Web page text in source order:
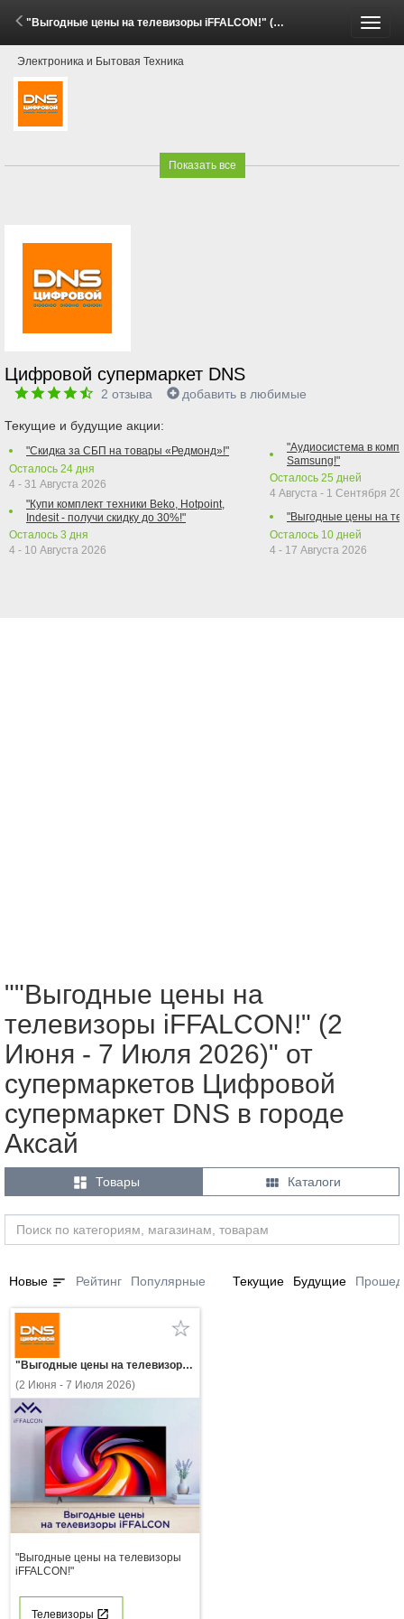
"Выгодные цены на телевизоры iFFALCON!" (2 Июня - 7 Июля 2026)
Электроника и Бытовая Техника
Показать все
Цифровой супермаркет DNS
2 отзыва добавить в любимые
Текущие и будущие акции:
"Скидка за СБП на товары «Редмонд»!"
Осталось 24 дня
4 - 31 Августа 2026
"Купи комплект техники Beko, Hotpoint,
Indesit - получи скидку до 30%!"
Осталось 3 дня
4 - 10 Августа 2026
"Аудиосистема в
Samsung!"
Осталось 25 дней
4 Августа - 1 Сентября
"Выгодные цены на
Осталось 10 дней
4 - 17 Августа 2026
""Выгодные цены на
телевизоры iFFALCON!" (2
Июня - 7 Июля 2026)" от
супермаркетов Цифровой
супермаркет DNS в городе
Аксай
 Товары  Каталоги
Новые sort Рейтинг Популярные Текущие Будущие
"Выгодные цены на телевизоры iFFALCON!"
(2 Июня - 7 Июля 2026)
"Выгодные цены на телевизоры
iFFALCON!"
Телевизоры